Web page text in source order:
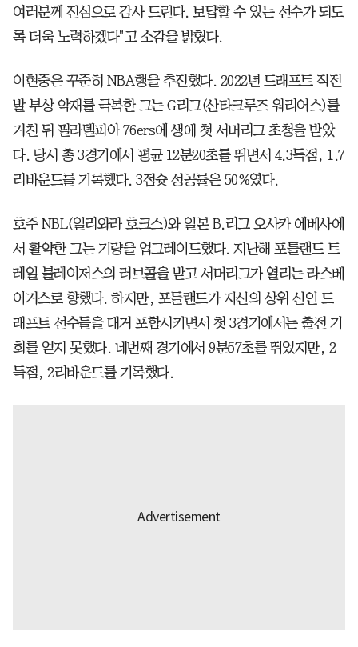
여러분께 진심으로 감사 드린다. 보답할 수 있는 선수가 되도
록 더욱 노력하겠다"고 소감을 밝혔다.
이현중은 꾸준히 NBA행을 추진했다. 2022년 드래프트 직전
발 부상 악재를 극복한 그는 G리그(산타크루즈 워리어스)를
거친 뒤 필라델피아 76ers에 생애 첫 서머리그 초청을 받았
다. 당시 총 3경기에서 평균 12분20초를 뛰면서 4.3득점, 1.7
리바운드를 기록했다. 3점슛 성공률은 50%였다.
호주 NBL(일리와라 호크스)와 일본 B.리그 오사카 에베사에
서 활약한 그는 기량을 업그레이드했다. 지난해 포틀랜드 트
레일 블레이저스의 러브콜을 받고 서머리그가 열리는 라스베
이거스로 향했다. 하지만, 포틀랜드가 자신의 상위 신인 드
래프트 선수들을 대거 포함시키면서 첫 3경기에서는 출전 기
회를 얻지 못했다. 네번째 경기에서 9분57초를 뛰었지만, 2
득점, 2리바운드를 기록했다.